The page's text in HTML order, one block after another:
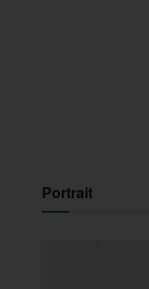
Portrait